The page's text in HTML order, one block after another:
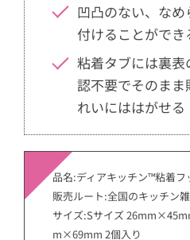
凹凸のない、な
付けることができ
粘着タブには裏
認不要でそのま
れいにははがせる
品名:ディアキッチン™粘着フ
販売ルート:全国のキッチン
サイズ:Sサイズ
m×69mm 2個入り